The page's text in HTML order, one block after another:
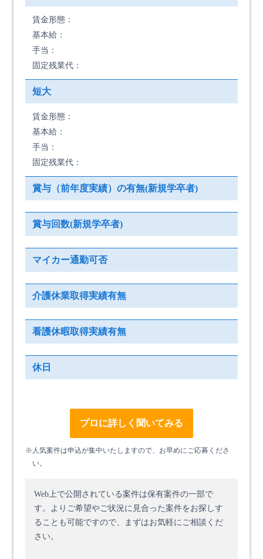
賃金形態：
基本給：
手当：
固定残業代：
短大
賃金形態：
基本給：
手当：
固定残業代：
賞与（前年度実績）の有無(新規学卒者)
賞与回数(新規学卒者)
マイカー通勤可否
介護休業取得実績有無
看護休暇取得実績有無
休日
プロに詳しく聞いてみる
※人気案件は申込が集中いたしますので、お早めにご応募くださ
い。
Web上で公開されている案件は保有案件の一部で
す。 よりご希望やご状況に見合った案件をお探しす
ることも可能ですので、まずはお気軽にご相談くだ
さい。